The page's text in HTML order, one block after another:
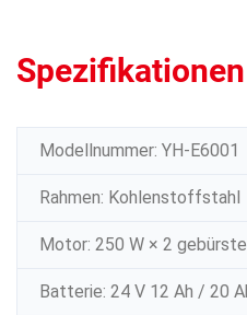
Spezifikationen
Modellnummer: YH-E6001
Rahmen: Kohlenstoffstahl
Motor: 250 W × 2
Batterie: 24 V 12 Ah / 20